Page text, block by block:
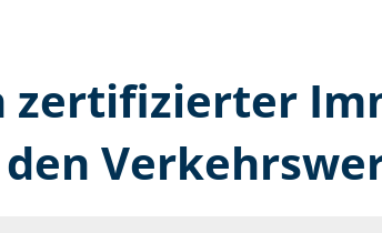
zertifizierter